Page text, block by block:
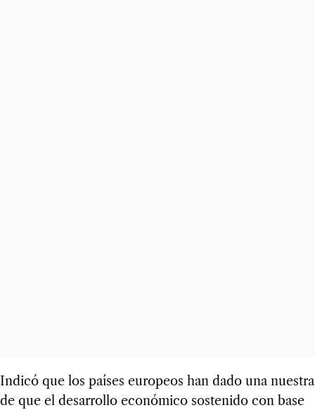
Indicó que los países europeos han dado una nuestra
de que el desarrollo económico sostenido con base